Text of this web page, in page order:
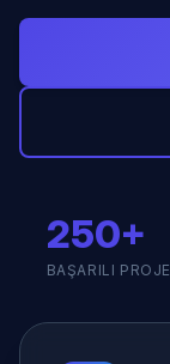
250+
BAŞARILI PROJE